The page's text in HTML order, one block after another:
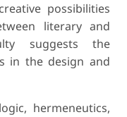
possibilities
literary and
suggests the
in the design and
hermeneutics,